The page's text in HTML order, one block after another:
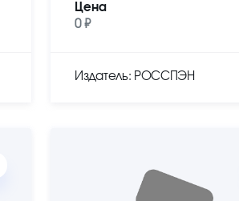
Цена
0 ₽
Издатель: РОССПЭН